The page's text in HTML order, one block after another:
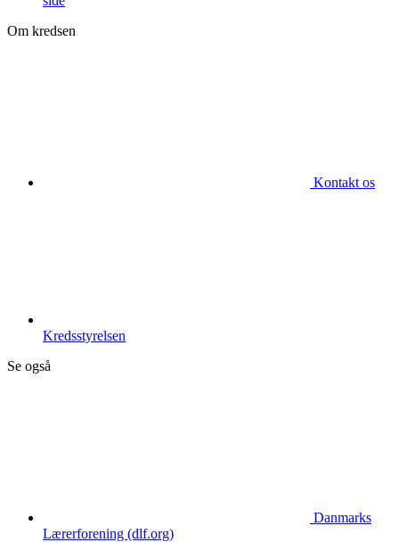
Om kredsen
Kontakt os
Kredsstyrelsen
Se også
Danmarks
Lærerforening (dlf.org)